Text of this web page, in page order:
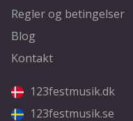
Regler og betingelser
Blog
Kontakt
123festmusik.dk
123festmusik.se